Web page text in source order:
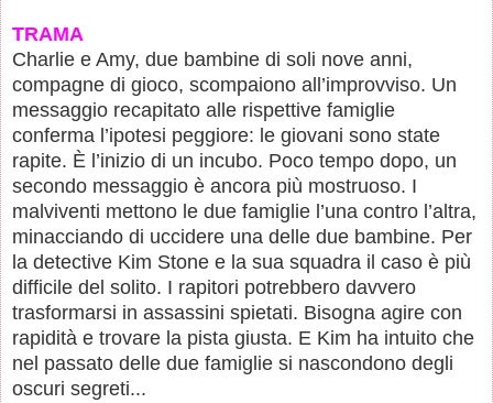
TRAMA
Charlie e Amy, due bambine di soli nove anni,
compagne di gioco, scompaiono all’improvviso. Un
messaggio recapitato alle rispettive famiglie
conferma l’ipotesi peggiore: le giovani sono state
rapite. È l’inizio di un incubo. Poco tempo dopo, un
secondo messaggio è ancora più mostruoso. I
malviventi mettono le due famiglie l’una contro l’altra,
minacciando di uccidere una delle due bambine. Per
la detective Kim Stone e la sua squadra il caso è più
difficile del solito. I rapitori potrebbero davvero
trasformarsi in assassini spietati. Bisogna agire con
rapidità e trovare la pista giusta. E Kim ha intuito che
nel passato delle due famiglie si nascondono degli
oscuri segreti...